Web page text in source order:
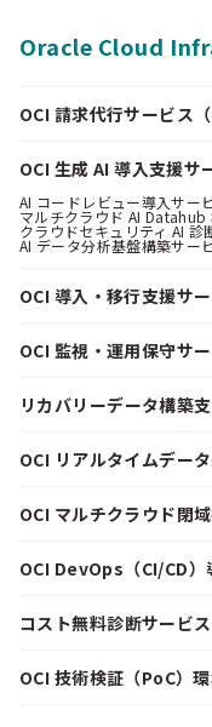
Oracle Cloud
OCI 請求代行サービス
OCI 生成 AI 導入支援サ
AI コードレビュー導入サー
マルチクラウド AI
クラウドセキュリティ AI 診
AI データ分析基盤構築サー
OCI 導入・移行支援サ
OCI 監視・運用保守サ
リカバリーデータ構築
OCI リアルタイムデー
OCI マルチクラウド閉
OCI DevOps（CI/CD）
コスト無料診断サービ
OCI 技術検証（PoC）